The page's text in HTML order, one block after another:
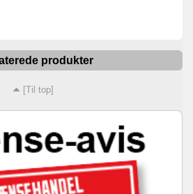
produkter
[Til top]